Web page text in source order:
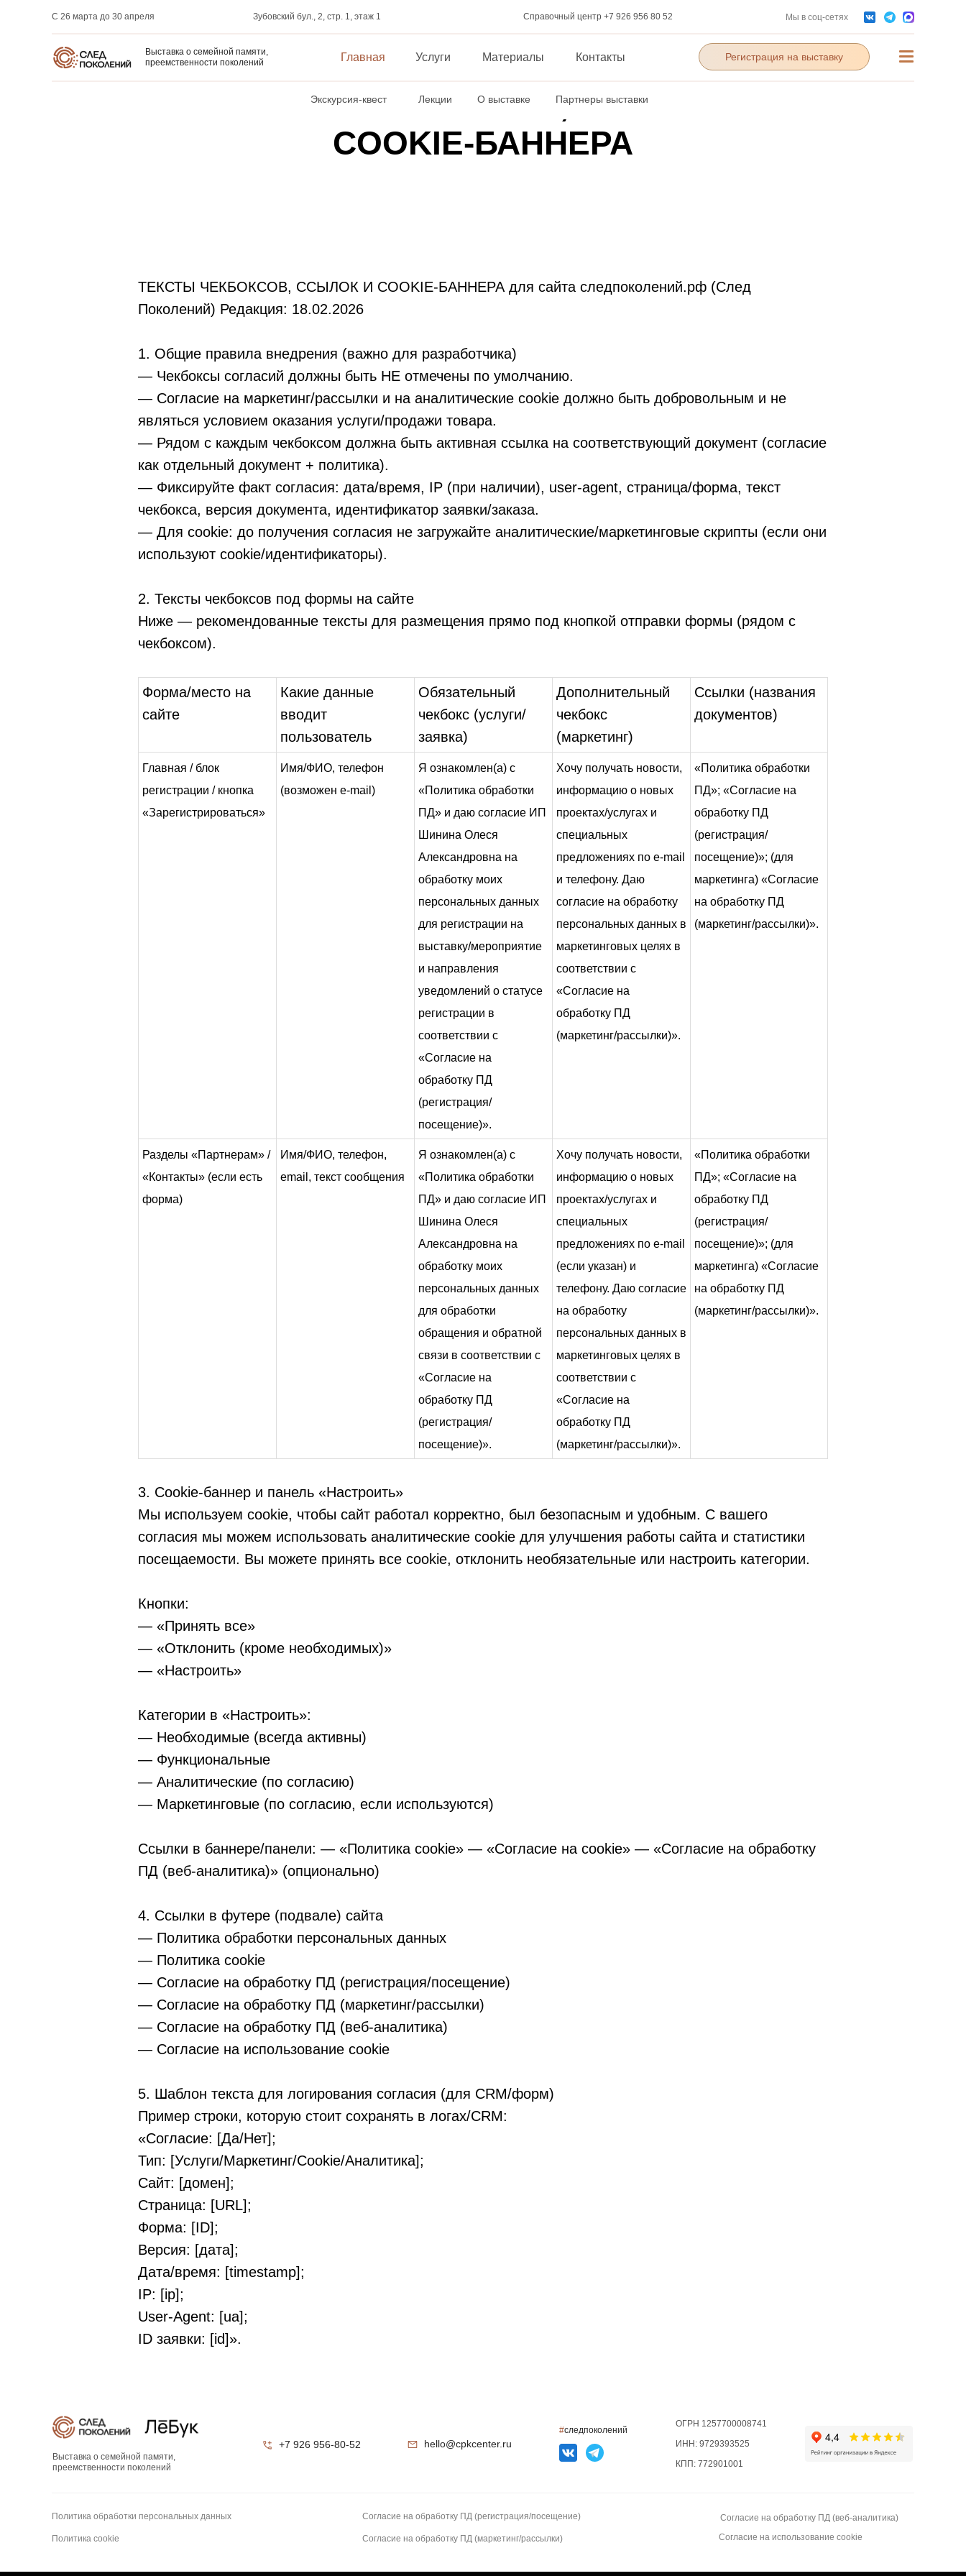
Главная Услуги Материалы Контакты
С 26 марта до 30 апреля Зубовский бул., 2, стр. 1, этаж 1 Справочный центр +7 926 956 80 52
Выставка о семейной памяти,
преемственности поколений
Регистрация на выставку
Мы в соц-сетях
Экскурсия-квест О выставке
Лекции Партнеры выставки
ТЕКСТЫ ЧЕКБОКСОВ, ССЫЛОК И
COOKIE-БАННЕРА
ТЕКСТЫ ЧЕКБОКСОВ, ССЫЛОК И COOKIE-БАННЕРА для сайта следпоколений.рф (След
Поколений) Редакция: 18.02.2026
1. Общие правила внедрения (важно для разработчика)
— Чекбоксы согласий должны быть НЕ отмечены по умолчанию.
— Согласие на маркетинг/рассылки и на аналитические cookie должно быть добровольным и не
являться условием оказания услуги/продажи товара.
— Рядом с каждым чекбоксом должна быть активная ссылка на соответствующий документ (согласие
как отдельный документ + политика).
— Фиксируйте факт согласия: дата/время, IP (при наличии), user-agent, страница/форма, текст
чекбокса, версия документа, идентификатор заявки/заказа.
— Для cookie: до получения согласия не загружайте аналитические/маркетинговые скрипты (если они
используют cookie/идентификаторы).
2. Тексты чекбоксов под формы на сайте
Ниже — рекомендованные тексты для размещения прямо под кнопкой отправки формы (рядом с
чекбоксом).
Форма/место на
сайте
Какие данные
вводит
пользователь
Обязательный
чекбокс (услуги/
заявка)
Дополнительный
чекбокс
(маркетинг)
Ссылки (названия
документов)
Главная / блок
регистрации / кнопка
«Зарегистрироваться»
Имя/ФИО, телефон
(возможен e-mail)
Я ознакомлен(а) с
«Политика обработки
ПД» и даю согласие ИП
Шинина Олеся
Александровна на
обработку моих
персональных данных
для регистрации на
выставку/мероприятие
и направления
уведомлений о статусе
регистрации в
соответствии с
«Согласие на
обработку ПД
(регистрация/
посещение)».
Хочу получать новости,
информацию о новых
проектах/услугах и
специальных
предложениях по e-mail
и телефону. Даю
согласие на обработку
персональных данных в
маркетинговых целях в
соответствии с
«Согласие на
обработку ПД
(маркетинг/рассылки)».
«Политика обработки
ПД»; «Согласие на
обработку ПД
(регистрация/
посещение)»; (для
маркетинга) «Согласие
на обработку ПД
(маркетинг/рассылки)».
Разделы «Партнерам» /
«Контакты» (если есть
форма)
Имя/ФИО, телефон,
email, текст сообщения
Я ознакомлен(а) с
«Политика обработки
ПД» и даю согласие ИП
Шинина Олеся
Александровна на
обработку моих
персональных данных
для обработки
обращения и обратной
связи в соответствии с
«Согласие на
обработку ПД
(регистрация/
посещение)».
Хочу получать новости,
информацию о новых
проектах/услугах и
специальных
предложениях по e-mail
(если указан) и
телефону. Даю согласие
на обработку
персональных данных в
маркетинговых целях в
соответствии с
«Согласие на
обработку ПД
(маркетинг/рассылки)».
«Политика обработки
ПД»; «Согласие на
обработку ПД
(регистрация/
посещение)»; (для
маркетинга) «Согласие
на обработку ПД
(маркетинг/рассылки)».
3. Cookie-баннер и панель «Настроить»
Мы используем cookie, чтобы сайт работал корректно, был безопасным и удобным. С вашего
согласия мы можем использовать аналитические cookie для улучшения работы сайта и статистики
посещаемости. Вы можете принять все cookie, отклонить необязательные или настроить категории.
Кнопки:
— «Принять все»
— «Отклонить (кроме необходимых)»
— «Настроить»
Категории в «Настроить»:
— Необходимые (всегда активны)
— Функциональные
— Аналитические (по согласию)
— Маркетинговые (по согласию, если используются)
Ссылки в баннере/панели: — «Политика cookie» — «Согласие на cookie» — «Согласие на обработку
ПД (веб-аналитика)» (опционально)
4. Ссылки в футере (подвале) сайта
— Политика обработки персональных данных
— Политика cookie
— Согласие на обработку ПД (регистрация/посещение)
— Согласие на обработку ПД (маркетинг/рассылки)
— Согласие на обработку ПД (веб-аналитика)
— Согласие на использование cookie
5. Шаблон текста для логирования согласия (для CRM/форм)
Пример строки, которую стоит сохранять в логах/CRM:
«Согласие: [Да/Нет];
Тип: [Услуги/Маркетинг/Cookie/Аналитика];
Сайт: [домен];
Страница: [URL];
Форма: [ID];
Версия: [дата];
Дата/время: [timestamp];
IP: [ip];
User-Agent: [ua];
ID заявки: [id]».
ОГРН 1257700008741
ИНН: 9729393525
КПП: 772901001
Политика cookie
Политика обработки персональных данных
Согласие на обработку ПД (веб-аналитика)
Согласие на использование cookie
Согласие на обработку ПД (регистрация/посещение)
Согласие на обработку ПД (маркетинг/рассылки)
hello@cpkcenter.ru
+7 926 956-80-52
#следпоколений
Выставка о семейной памяти,
преемственности поколений